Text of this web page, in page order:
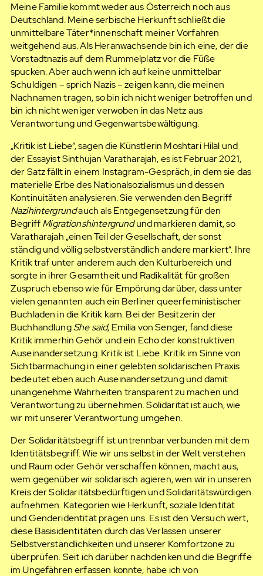
Meine Familie kommt weder aus Österreich noch aus
Deutschland. Meine serbische Herkunft schließt die
unmittelbare Täter*innenschaft meiner Vorfahren
weitgehend aus. Als Heranwachsende bin ich eine, der die
Vorstadtnazis auf dem Rummelplatz vor die Füße
spucken. Aber auch wenn ich auf keine unmittelbar
Schuldigen – sprich Nazis – zeigen kann, die meinen
Nachnamen tragen, so bin ich nicht weniger betroffen und
bin ich nicht weniger verwoben in das Netz aus
Verantwortung und Gegenwartsbewältigung.
„Kritik ist Liebe“, sagen die Künstlerin Moshtari Hilal und
der Essayist Sinthujan Varatharajah, es ist Februar 2021,
der Satz fällt in einem Instagram-Gespräch, in dem sie das
materielle Erbe des Nationalsozialismus und dessen
Kontinuitäten analysieren. Sie verwenden den Begriff
Nazihintergrundauch als Entgegensetzung für den
BegriffMigrationshintergrundund markieren damit, so
Varatharajah „einen Teil der Gesellschaft, der sonst
ständig und völlig selbstverständlich andere markiert“. Ihre
Kritik traf unter anderem auch den Kulturbereich und
sorgte in ihrer Gesamtheit und Radikalität für großen
Zuspruch ebenso wie für Empörung darüber, dass unter
vielen genannten auch ein Berliner queerfeministischer
Buchladen in die Kritik kam. Bei der Besitzerin der
BuchhandlungShe said, Emilia von Senger, fand diese
Kritik immerhin Gehör und ein Echo der konstruktiven
Auseinandersetzung. Kritik ist Liebe. Kritik im Sinne von
Sichtbarmachung in einer gelebten solidarischen Praxis
bedeutet eben auch Auseinandersetzung und damit
unangenehme Wahrheiten transparent zu machen und
Verantwortung zu übernehmen. Solidarität ist auch, wie
wir mit unserer Verantwortung umgehen.
Der Solidaritätsbegriff ist untrennbar verbunden mit dem
Identitätsbegriff. Wie wir uns selbst in der Welt verstehen
und Raum oder Gehör verschaffen können, macht aus,
wem gegenüber wir solidarisch agieren, wen wir in unseren
Kreis der Solidaritätsbedürftigen und Solidaritätswürdigen
aufnehmen. Kategorien wie Herkunft, soziale Identität
und Genderidentität prägen uns. Es ist den Versuch wert,
diese Basisidentitäten durch das Verlassen unserer
Selbstverständlichkeiten und unserer Komfortzone zu
überprüfen. Seit ich darüber nachdenken und die Begriffe
im Ungefähren erfassen konnte, habe ich von